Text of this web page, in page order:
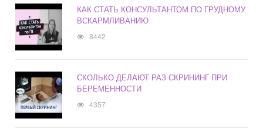
КАК СТАТЬ КОНСУЛЬТАНТОМ ПО ГРУДНОМУ
ВСКАРМЛИВАНИЮ
8442
СКОЛЬКО ДЕЛАЮТ РАЗ СКРИНИНГ ПРИ
БЕРЕМЕННОСТИ
4357